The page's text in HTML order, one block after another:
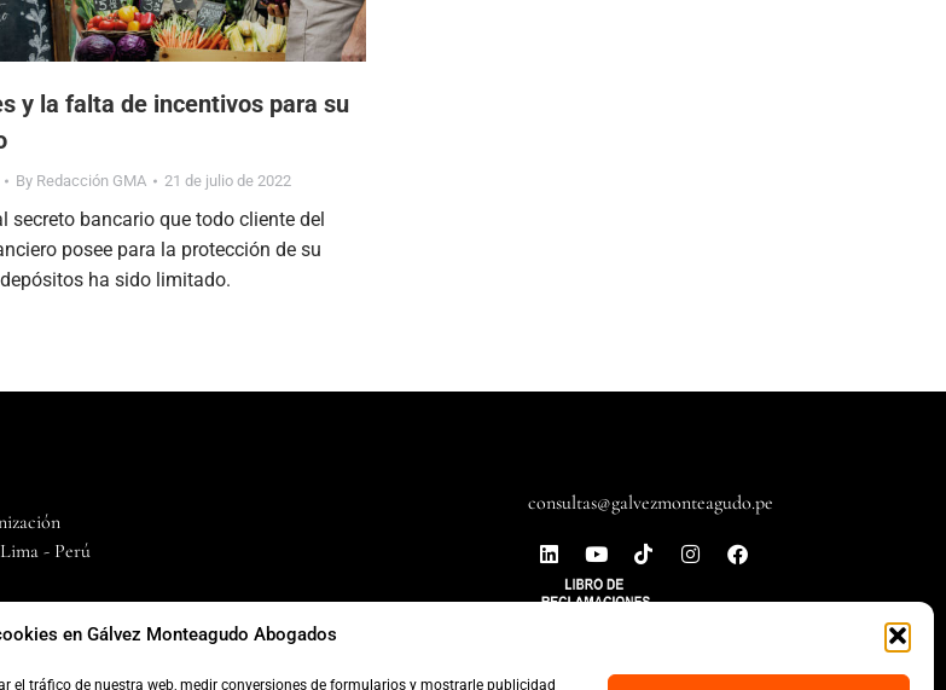
en Gálvez Monteagudo Abogados
el tráfico de nuestra web, medir conversiones de formularios y mostrarle publicidad
y la falta de incentivos para su
By Redacción GMA 21 de julio de 2022
secreto bancario que todo cliente del
posee para la protección de su
ha sido limitado.
- Perú
consultas@galvezmonteagudo.pe